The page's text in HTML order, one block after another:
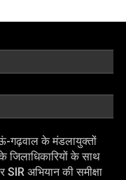
के मंडलायुक्तों
जिलाधिकारियों के साथ
SIR अभियान की समीक्षा